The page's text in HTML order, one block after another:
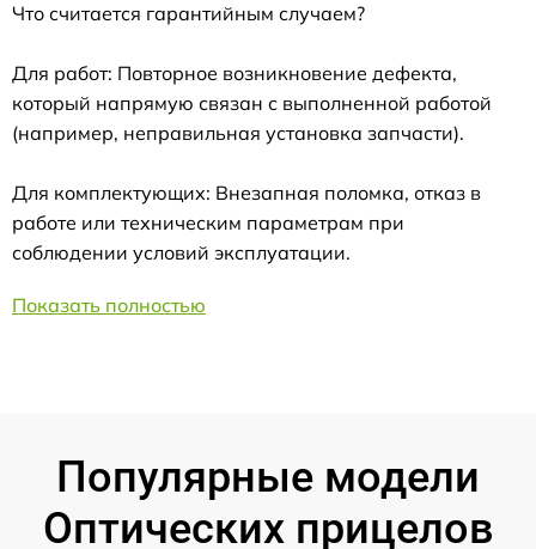
Что считается гарантийным случаем?
Для работ: Повторное возникновение дефекта,
который напрямую связан с выполненной работой
(например, неправильная установка запчасти).
Для комплектующих: Внезапная поломка, отказ в
работе или техническим параметрам при
соблюдении условий эксплуатации.
Показать полностью
Популярные модели
Оптических прицелов